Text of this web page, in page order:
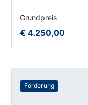
Grundpreis
€ 4.250,00
Förderung